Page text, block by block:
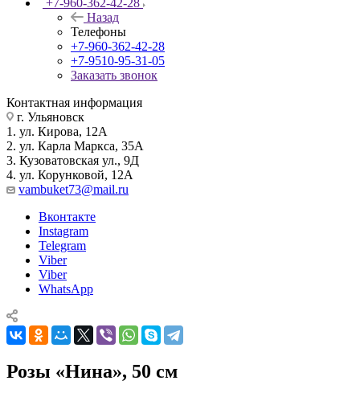
+7-960-362-42-28
Назад
Телефоны
+7-960-362-42-28
+7-9510-95-31-05
Заказать звонок
Контактная информация
г. Ульяновск
1. ул. Кирова, 12А
2. ул. Карла Маркса, 35А
3. Кузоватовская ул., 9Д
4. ул. Корунковой, 12А
vambuket73@mail.ru
Вконтакте
Instagram
Telegram
Viber
Viber
WhatsApp
Розы «Нина», 50 см